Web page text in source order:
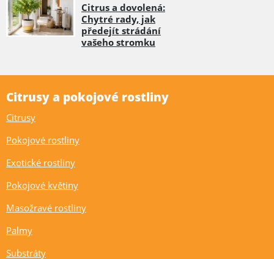
Citrus a dovolená:
Chytré rady, jak
předejít strádání
vašeho stromku
Citrusy a pokojové rostliny
Citrusy
Pokojové rostliny
Exotické rostliny
Pokojové květiny
Masožravé rostliny
Palmy
Substráty